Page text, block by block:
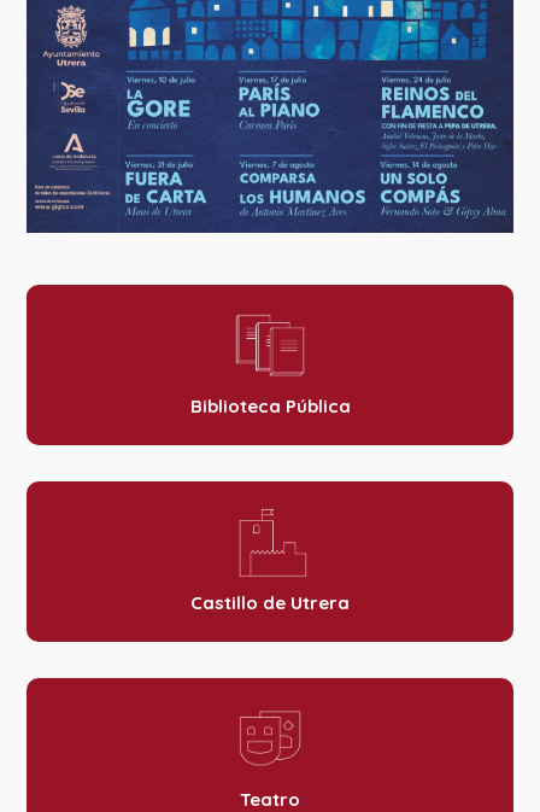
Biblioteca Pública
Castillo de Utrera
Teatro